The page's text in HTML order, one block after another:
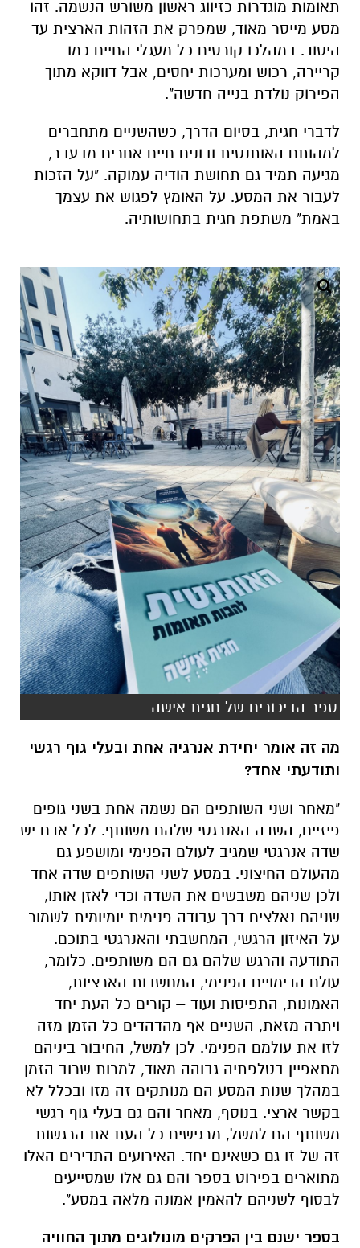
תאומות מוגדרות כזיווג ראשון משורש הנשמה. זהו
מסע מייסר מאוד, שמפרק את הזהות הארצית עד
היסוד. במהלכו קורסים כל מעגלי החיים כמו
קריירה, רכוש ומערכות יחסים, אבל דווקא מתוך
הפירוק נולדת בנייה חדשה".
לדברי חגית, בסיום הדרך, כשהשניים מתחברים
למהותם האותנטית ובונים חיים אחרים מבעבר,
מגיעה תמיד גם תחושת הודיה עמוקה. "על הזכות
לעבור את המסע. על האומץ לפגוש את עצמך
באמת" משתפת חגית בתחושותיה.
ספר הביכורים של חגית אישה
מה זה אומר יחידת אנרגיה אחת ובעלי גוף רגשי
ותודעתי אחד?
"מאחר ושני השותפים הם נשמה אחת בשני גופים
פיזיים, השדה האנרגטי שלהם משותף. לכל אדם יש
שדה אנרגטי שמגיב לעולם הפנימי ומושפע גם
מהעולם החיצוני. במסע לשני השותפים שדה אחד
ולכן שניהם משבשים את השדה וכדי לאזן אותו,
שניהם נאלצים דרך עבודה פנימית יומיומית לשמור
על האיזון הרגשי, המחשבתי והאנרגטי בתוכם.
התודעה והרגש שלהם גם הם משותפים. כלומר,
עולם הדימויים הפנימי, המחשבות הארציות,
האמונות, התפיסות ועוד – קורים כל העת יחד
ויתרה מזאת, השניים אף מהדהדים כל הזמן מזה
לזו את עולמם הפנימי. לכן למשל, החיבור ביניהם
מתאפיין בטלפתיה גבוהה מאוד, למרות שרוב הזמן
במהלך שנות המסע הם מנותקים זה מזו ובכלל לא
בקשר ארצי. בנוסף, מאחר והם גם בעלי גוף רגשי
משותף הם למשל, מרגישים כל העת את הרגשות
זה של זו גם כשאינם יחד. האירועים התדירים האלו
מתוארים בפירוט בספר והם גם אלו שמסייעים
לבסוף לשניהם להאמין אמונה מלאה במסע".
בספר ישנם בין הפרקים מונולוגים מתוך החוויה